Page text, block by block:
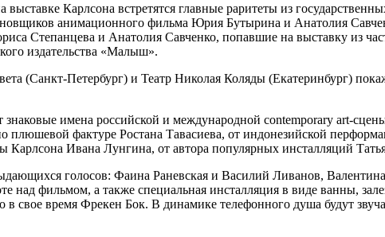
Карлсона встретятся главные раритеты из
анимационного фильма Юрия Бутырина и Анатолия
Степанцева и Анатолия Савченко, попавшие на выставку из
издательства «Малыш».
(Санкт-Петербург) и Театр Николая Коляды (Екатеринбург)
знаковые имена российской и международной contemporary art-
плюшевой фактуре Ростана Тавасиева, от индонезийской
Карлсона Ивана Лунгина, от автора популярных инсталляций
голосов: Фаина Раневская и Василий Ливанов,
над фильмом, а также специальная инсталляция в виде ванны,
в свое время Фрекен Бок. В динамике телефонного душа будут